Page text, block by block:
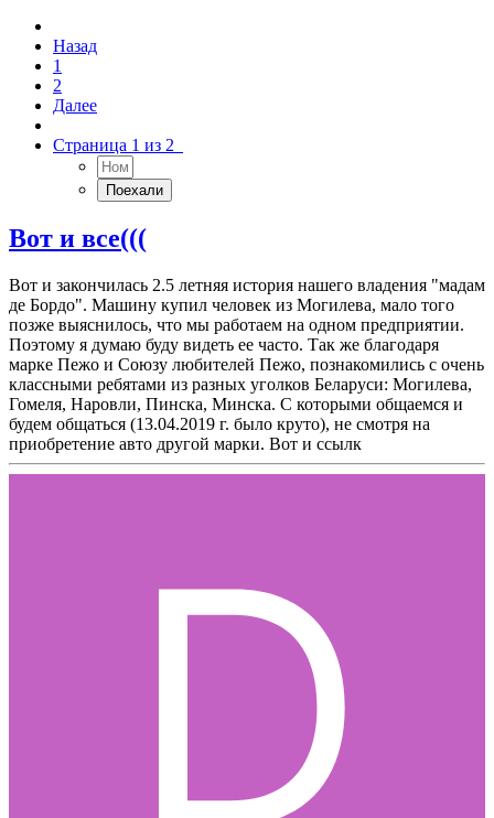
Назад
1
2
Далее
Страница 1 из 2
Вот и все(((
Вот и закончилась 2.5 летняя история нашего владения "мадам
де Бордо". Машину купил человек из Могилева, мало того
позже выяснилось, что мы работаем на одном предприятии.
Поэтому я думаю буду видеть ее часто. Так же благодаря
марке Пежо и Союзу любителей Пежо, познакомились с очень
классными ребятами из разных уголков Беларуси: Могилева,
Гомеля, Наровли, Пинска, Минска. С которыми общаемся и
будем общаться (13.04.2019 г. было круто), не смотря на
приобретение авто другой марки. Вот и ссылк